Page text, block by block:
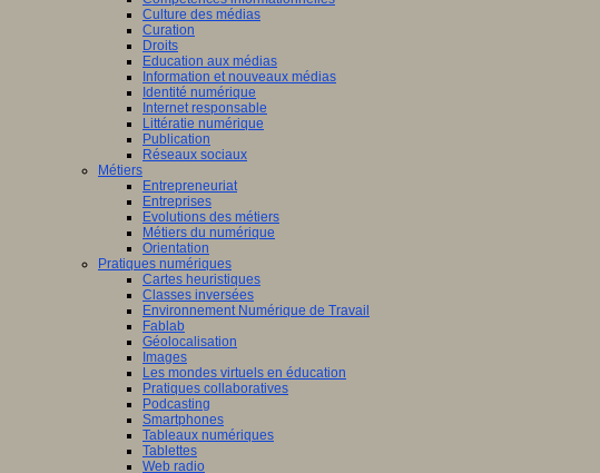
Culture des médias
Curation
Droits
Education aux médias
Information et nouveaux médias
Identité numérique
Internet responsable
Littératie numérique
Publication
Réseaux sociaux
Métiers
Entrepreneuriat
Entreprises
Evolutions des métiers
Métiers du numérique
Orientation
Pratiques numériques
Cartes heuristiques
Classes inversées
Environnement Numérique de Travail
Fablab
Géolocalisation
Images
Les mondes virtuels en éducation
Pratiques collaboratives
Podcasting
Smartphones
Tableaux numériques
Tablettes
Web radio